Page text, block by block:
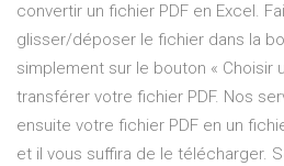
convertir un fichier PDF en Excel.
glisser/déposer le fichier dans la
simplement sur le bouton « Choisir
transférer votre fichier PDF. Nos
ensuite votre fichier PDF en un
et il vous suffira de le télécharger.